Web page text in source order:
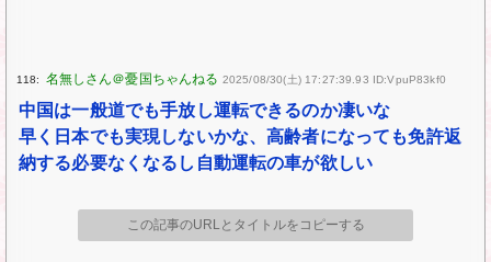
118: 2025/08/30(土) 17:27:39.93 ID:VpuP83kf0
中国は一般道でも手放し運転できるのか凄いな
早く日本でも実現しないかな、高齢者になっても免許返
納する必要なくなるし自動運転の車が欲しい
この記事のURLとタイトルをコピーする